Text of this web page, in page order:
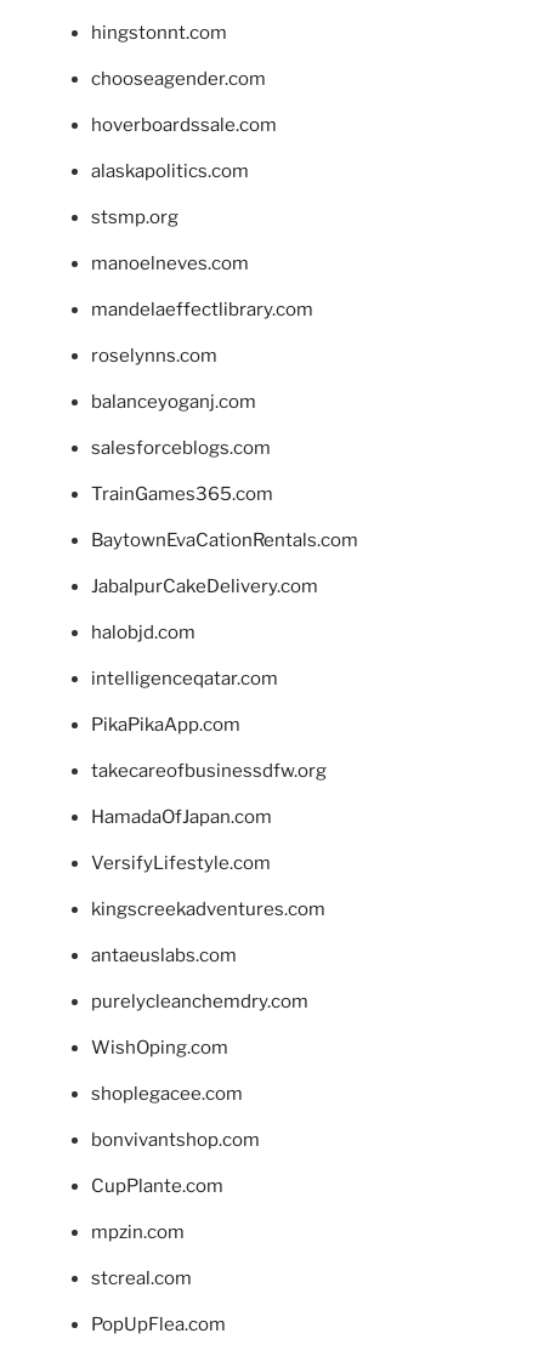
hingstonnt.com
chooseagender.com
hoverboardssale.com
alaskapolitics.com
stsmp.org
manoelneves.com
mandelaeffectlibrary.com
roselynns.com
balanceyoganj.com
salesforceblogs.com
TrainGames365.com
BaytownEvaCationRentals.com
JabalpurCakeDelivery.com
halobjd.com
intelligenceqatar.com
PikaPikaApp.com
takecareofbusinessdfw.org
HamadaOfJapan.com
VersifyLifestyle.com
kingscreekadventures.com
antaeuslabs.com
purelycleanchemdry.com
WishOping.com
shoplegacee.com
bonvivantshop.com
CupPlante.com
mpzin.com
stcreal.com
PopUpFlea.com